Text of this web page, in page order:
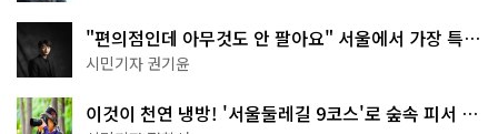
"편의점인데 아무것도 안 팔아요" 서울에서 가장 특별
한 편의점의 정체
시민기자 권기윤
이것이 천연 냉방! '서울둘레길 9코스'로 숲속 피서 떠